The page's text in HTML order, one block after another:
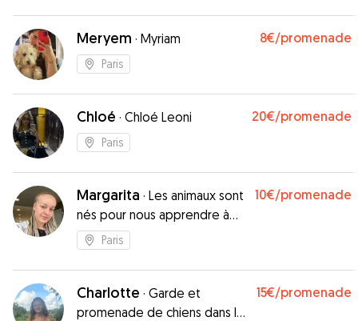
Meryem · Myriam 8€/promenade
Paris
Chloé · Chloé Leoni 20€/promenade
Paris
Margarita · Les animaux sont
nés pour nous apprendre à
aimer
10€/promenade
Paris
Charlotte · Garde et
promenade de chiens dans le
15€/promenade